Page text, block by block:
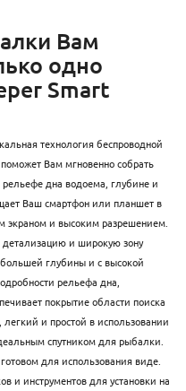
Вам
одно
Smart
технология беспроводной
Вам мгновенно собрать
дна водоема, глубине и
Ваш смартфон или планшет в
экраном и высоким разрешением.
детализацию и широкую зону
глубины и с высокой
рельефа дна,
покрытие области поиска
и простой в использовании
спутником для рыбалки.
для использования виде.
и инструментов для установки на